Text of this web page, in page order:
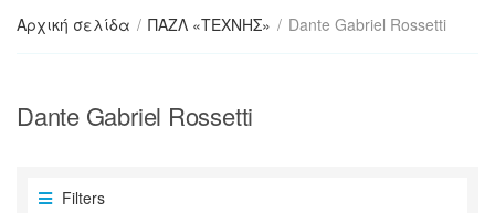
g
n
h
t
Αρχική σελίδα / ΠΑΖΛ «ΤΕΧΝΗΣ» / Dante Gabriel Rossetti
Dante Gabriel Rossetti
Filters